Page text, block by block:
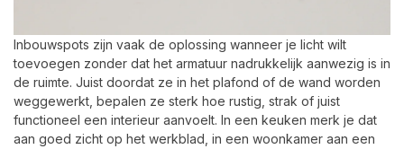
Inbouwspots zijn vaak de oplossing wanneer je licht wilt
toevoegen zonder dat het armatuur nadrukkelijk aanwezig is in
de ruimte. Juist doordat ze in het plafond of de wand worden
weggewerkt, bepalen ze sterk hoe rustig, strak of juist
functioneel een interieur aanvoelt. In een keuken merk je dat
aan goed zicht op het werkblad, in een woonkamer aan een